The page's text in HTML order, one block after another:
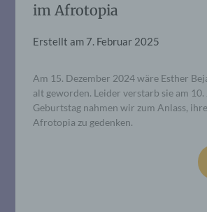
im Afrotopia
Erstellt am 7. Februar 2025
Am 15. Dezember 2024 wäre Esther
alt geworden. Leider verstarb sie am
Geburtstag nahmen wir zum Anlass,
Afrotopia zu gedenken.